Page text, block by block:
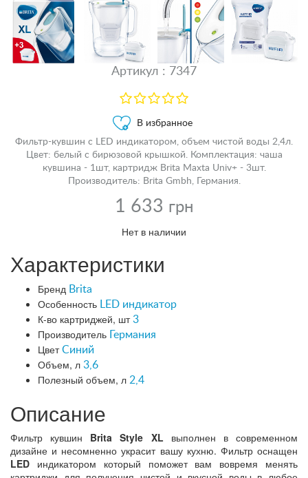
Артикул : 7347
В избранное
Фильтр-кувшин c LED индикатором, объем чистой воды 2,4л.
Цвет: белый с бирюзовой крышкой. Комплектация: чаша
кувшина - 1шт, картридж Brita Maxta Univ+ - 3шт.
Производитель: Brita Gmbh, Германия.
1 633 грн
Нет в наличии
Характеристики
Бренд Brita
Особенность LED индикатор
К-во картриджей, шт 3
Производитель Германия
Цвет Синий
Объем, л 3,6
Полезный объем, л 2,4
Описание
Фильтр кувшин Brita Style XL выполнен в современном
дизайне и несомненно украсит вашу кухню. Фильтр оснащен
LED индикатором который поможет вам вовремя менять